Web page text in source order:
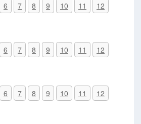
6 7 8 9 10 11 12
6 7 8 9 10 11 12
6 7 8 9 10 11 12